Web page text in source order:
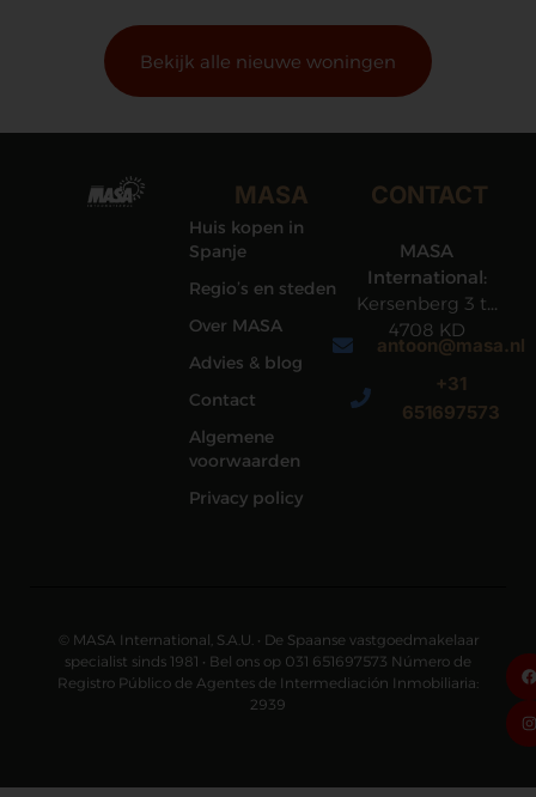
Bekijk alle nieuwe woningen
MASA
Huis kopen in
Spanje
Regio’s en steden
Over MASA
Advies & blog
Contact
Algemene
voorwaarden
Privacy policy
CONTACT
MASA
International:
Kersenberg 3 te
4708 KD
Roosendaal
antoon@masa.nl
+31
651697573
© MASA International, S.A.U. • De Spaanse vastgoedmakelaar
specialist sinds 1981 • Bel ons op 031 651697573 Número de
Registro Público de Agentes de Intermediación Inmobiliaria:
2939